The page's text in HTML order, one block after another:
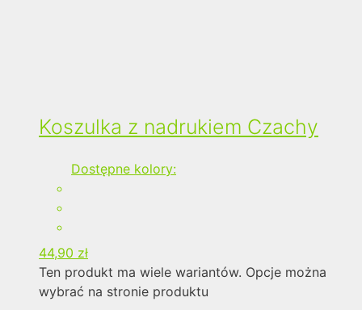
Koszulka z nadrukiem Czachy
Dostępne kolory:
44,90 zł
Ten produkt ma wiele wariantów. Opcje można
wybrać na stronie produktu